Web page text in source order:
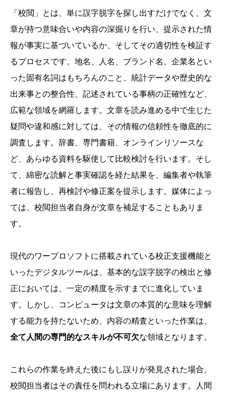
「校閲」とは、単に誤字脱字を探し出すだけでなく、文
章が持つ意味合いや内容の深掘りを行い、提示された情
報が事実に基づいているか、そしてその適切性を検証す
るプロセスです。地名、人名、ブランド名、企業名とい
った固有名詞はもちろんのこと、統計データや歴史的な
出来事との整合性、記述されている事柄の正確性など、
広範な領域を網羅します。文章を読み進める中で生じた
疑問や違和感に対しては、その情報の信頼性を徹底的に
調査します。辞書、専門書籍、オンラインリソースな
ど、あらゆる資料を駆使して比較検討を行います。そし
て、綿密な読解と事実確認を経た結果を、編集者や執筆
者に報告し、再検討や修正案を提示します。媒体によっ
ては、校閲担当者自身が文章を補足することもありま
す。
現代のワープロソフトに搭載されている校正支援機能と
いったデジタルツールは、基本的な誤字脱字の検出と修
正においては、一定の精度を示すまでに進化していま
す。しかし、コンピュータは文章の本質的な意味を理解
する能力を持たないため、内容の精査といった作業は、
全て人間の専門的なスキルが不可欠な領域となります。
これらの作業を終えた後にもし誤りが発見された場合、
校閲担当者はその責任を問われる立場にあります。人間